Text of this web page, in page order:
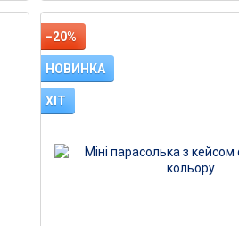
−20%
НОВИНКА
ХІТ